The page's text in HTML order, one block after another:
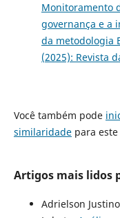
Monitoramento
governança e a
da metodologia
(2025): Revista
Você também pode
similaridadepara este
Artigos mais lidos
Adrielson